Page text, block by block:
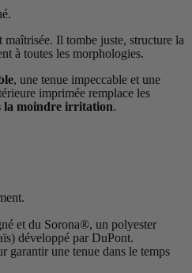
maîtrisée. Il tombe juste, structure la
à toutes les morphologies.
, une tenue impeccable et une
imprimée remplace les
la moindre irritation.
et du Sorona®️, un polyester
développé par DuPont.
garantir une tenue dans le temps